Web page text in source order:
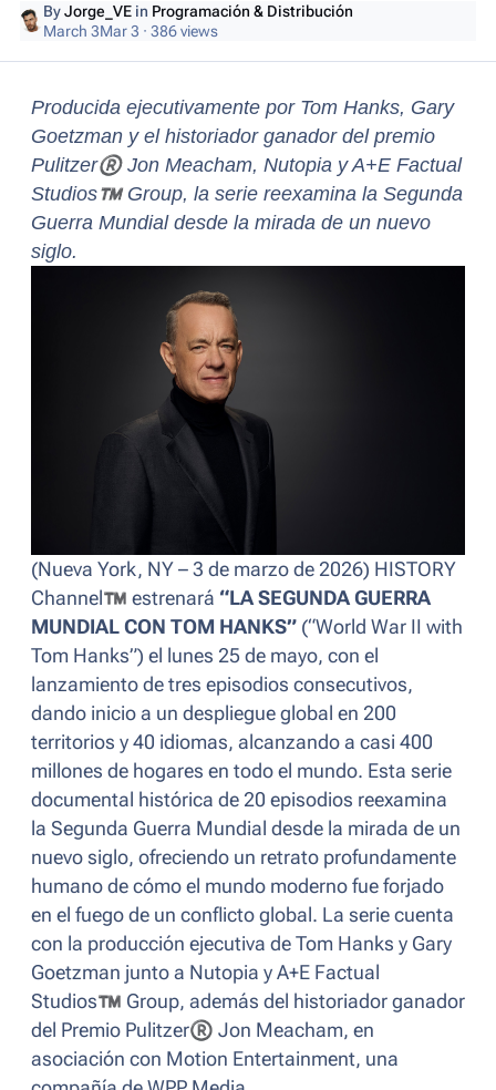
ByJorge_VE in Programación & Distribución
March 3Mar 3 · 386 views
Producida ejecutivamente por Tom Hanks, Gary
Goetzman y el historiador ganador del premio
Pulitzer®Jon Meacham, Nutopia y A+E Factual
Studios™Group, la serie reexamina la Segunda
Guerra Mundial desde la mirada de un nuevo
siglo.
(Nueva York, NY – 3 de marzo de 2026) HISTORY
Channel ™ estrenará “LA SEGUNDA GUERRA
MUNDIAL CON TOM HANKS” (“World War II with
Tom Hanks”) el lunes 25 de mayo, con el
lanzamiento de tres episodios consecutivos,
dando inicio a un despliegue global en 200
territorios y 40 idiomas, alcanzando a casi 400
millones de hogares en todo el mundo. Esta serie
documental histórica de 20 episodios reexamina
la Segunda Guerra Mundial desde la mirada de un
nuevo siglo, ofreciendo un retrato profundamente
humano de cómo el mundo moderno fue forjado
en el fuego de un conflicto global. La serie cuenta
con la producción ejecutiva de Tom Hanks y Gary
Goetzman junto a Nutopia y A+E Factual
Studios™ Group, además del historiador ganador
del Premio Pulitzer® Jon Meacham, en
asociación con Motion Entertainment, una